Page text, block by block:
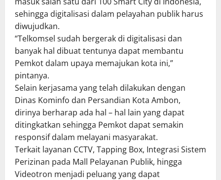
sehingga digitalisasi dalam pelayahan publik harus
diwujudkan.
“Telkomsel sudah bergerak di digitalisasi dan
banyak hal dibuat tentunya dapat membantu
Pemkot dalam upaya memajukan kota ini,”
pintanya.
Selain kerjasama yang telah dilakukan dengan
Dinas Kominfo dan Persandian Kota Ambon,
dirinya berharap ada hal – hal lain yang dapat
ditingkatkan sehingga Pemkot dapat semakin
responsif dalam melayani masyarakat.
Terkait layanan CCTV, Tapping Box, Integrasi Sistem
Perizinan pada Mall Pelayanan Publik, hingga
Videotron menjadi peluang yang dapat